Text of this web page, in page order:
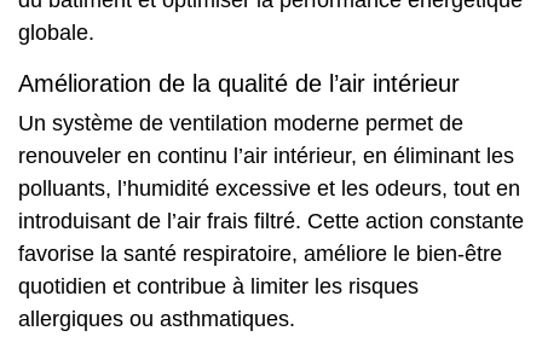
globale.
Amélioration de la qualité de l’air intérieur
Un système de ventilation moderne permet de
renouveler en continu l’air intérieur, en éliminant les
polluants, l’humidité excessive et les odeurs, tout en
introduisant de l’air frais filtré. Cette action constante
favorise la santé respiratoire, améliore le bien-être
quotidien et contribue à limiter les risques
allergiques ou asthmatiques.